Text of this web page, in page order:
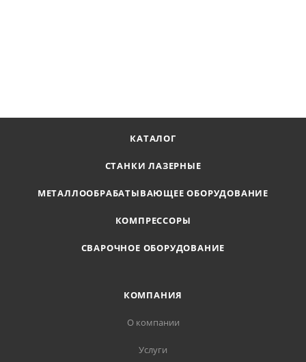
КАТАЛОГ
СТАНКИ ЛАЗЕРНЫЕ
МЕТАЛЛООБРАБАТЫВАЮЩЕЕ ОБОРУДОВАНИЕ
КОМПРЕССОРЫ
СВАРОЧНОЕ ОБОРУДОВАНИЕ
КОМПАНИЯ
О компании
Услуги